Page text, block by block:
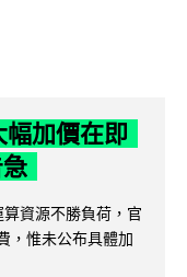
加價在即
資源不勝負荷，官
，惟未公布具體加